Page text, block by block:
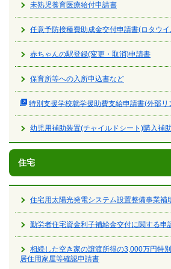
未熟児養育医療給付申請書
任意予防接種費助成金交付申請書(ロタウ
赤ちゃんの駅登録(変更・取消)申請書
保育所等への入所申込書など
特別支援学校就学援助費支給申請書(外部リ
幼児用補助装置(チャイルドシート)購入補
住宅
住宅用太陽光発電システム設置整備事業補
勤労者住宅資金利子補給金交付に関する申
相続した空き家の譲渡所得の3,000万円特
居住用家屋等確認申請書